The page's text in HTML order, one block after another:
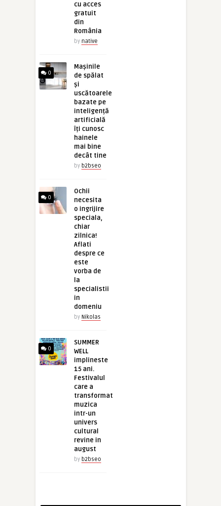
cu acces
gratuit
din
România
by native
0
Mașinile
de spălat
și
uscătoarele
bazate pe
inteligență
artificială
îți cunosc
hainele
mai bine
decât tine
by b2bseo
0
Ochii
necesita
o ingrijire
speciala,
chiar
zilnica!
Aflati
despre ce
este
vorba de
la
specialistii
in
domeniu
by Nikolas
0
SUMMER
WELL
implineste
15 ani.
Festivalul
care a
transformat
muzica
intr-un
univers
cultural
revine in
august
by b2bseo